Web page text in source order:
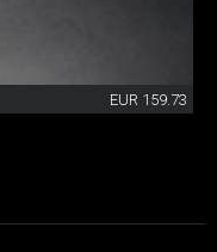
EUR 159.73